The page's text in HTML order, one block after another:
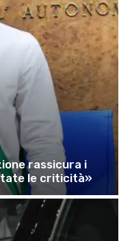
rassicura i
le criticità»